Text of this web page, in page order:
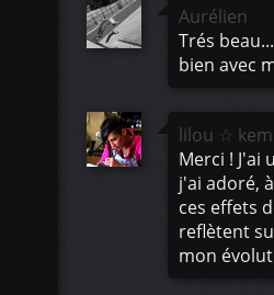
Aurélien
Trés
bien avec
lilou ☆
Merci ! J'ai
j'ai adoré,
ces effets
reflètent
mon